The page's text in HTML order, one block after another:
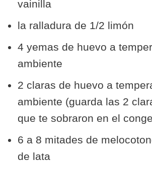
vainilla
la ralladura de 1/2 limón
4 yemas de huevo a
ambiente
2 claras de huevo a
ambiente (guarda las 2
que te sobraron en el
6 a 8 mitades de
de lata